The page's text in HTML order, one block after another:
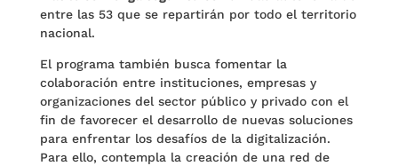
entre las 53 que se repartirán por todo el territorio
nacional.
El programa también busca fomentar la
colaboración entre instituciones, empresas y
organizaciones del sector público y privado con el
fin de favorecer el desarrollo de nuevas soluciones
para enfrentar los desafíos de la digitalización.
Para ello, contempla la creación de una red de